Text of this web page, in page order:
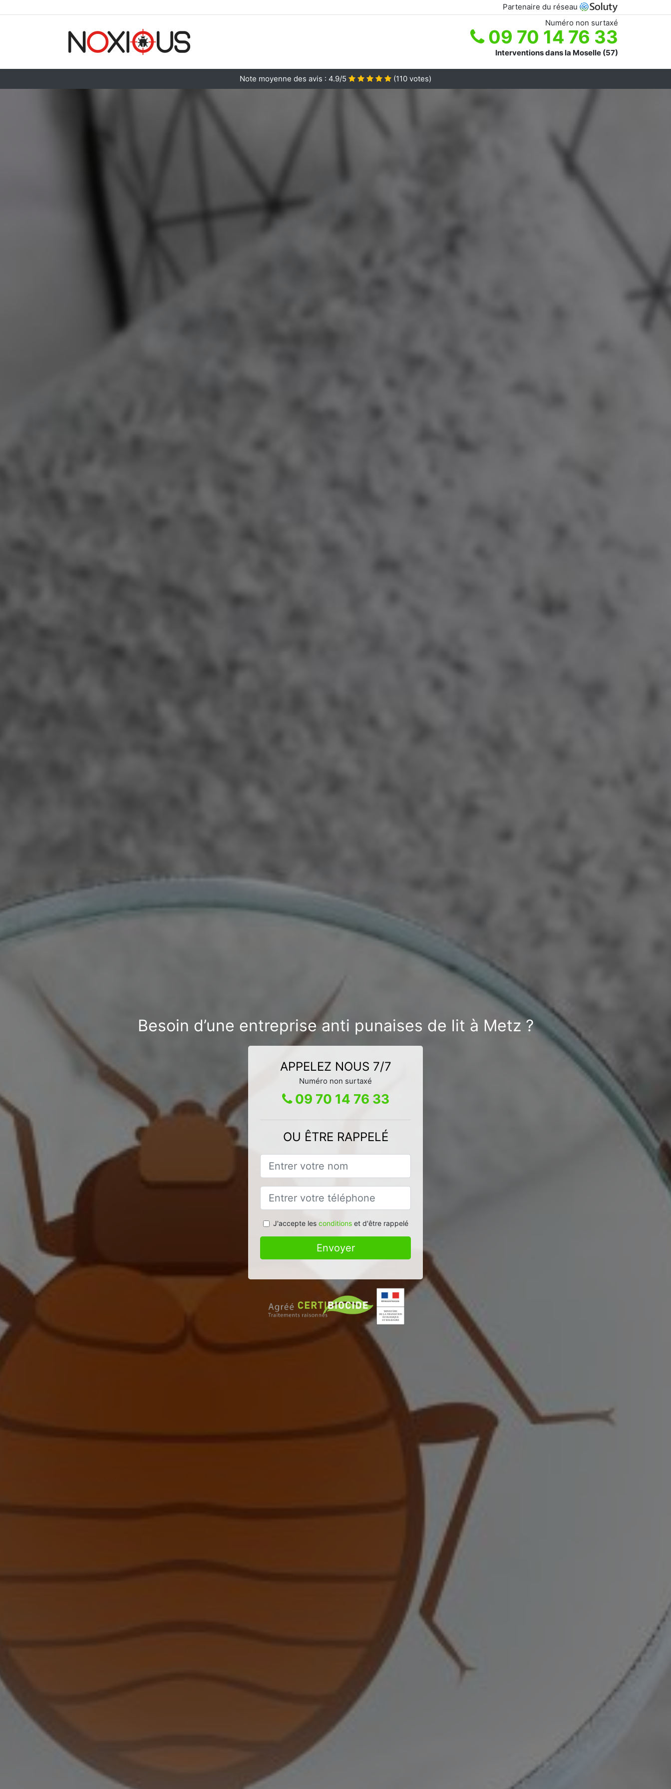
Partenaire du réseau
Numéro non surtaxé
09 70 14 76 33
Interventions dans la Moselle (57)
Note moyenne des avis : 4.9/5 (110 votes)
Besoin d’une entreprise anti punaises de lit à Metz ?
APPELEZ NOUS 7/7
Numéro non surtaxé
09 70 14 76 33
OU ÊTRE RAPPELÉ
J'accepte les conditionset d'être rappelé
Envoyer